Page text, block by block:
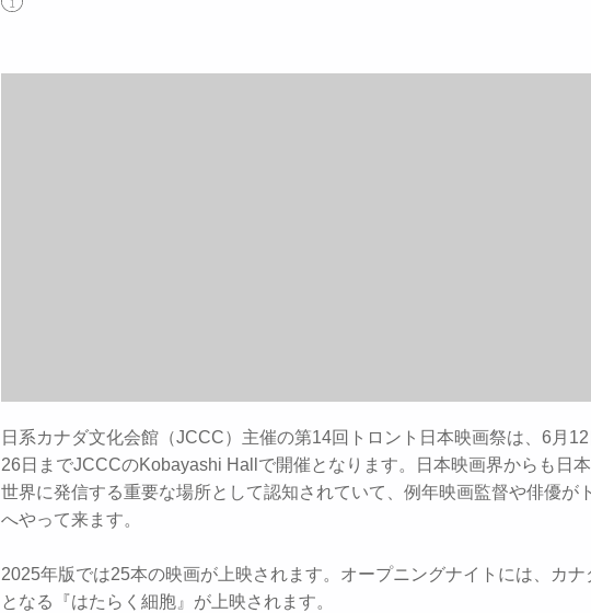
日系カナダ文化会館（JCCC）主催の第14回トロント日本映画祭は、6月12
26日までJCCCのKobayashi Hallで開催となります。日本映画界からも日
世界に発信する重要な場所として認知されていて、例年映画監督や俳優が
へやって来ます。
2025年版では25本の映画が上映されます。オープニングナイトには、カナ
となる『はたらく細胞』が上映されます。